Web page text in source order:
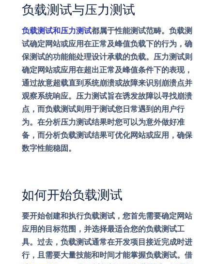
负载测试与压力测试
负载测试和压力测试都属于性能测试范畴。负载测
试确定网站或应用在正常及峰值负载下的行为，确
保测试的功能能处理设计承载的负载。压力测试则
确定网站或应用在超出正常及峰值条件下的表现，
通过故意超载直到系统崩溃或故障来识别崩溃点并
观察系统响应。压力测试旨在诱发故障以寻找崩溃
点，而负载测试则用于测试您日常遇到的用户行
为。在分析压力测试结果时您可以为意外做好准
备，而分析负载测试结果可优化网站或应用，确保
数字性能稳固。
如何开始负载测试
要开始创建和执行负载测试，您首先需要确定网站
应用的目标范围，并选择最适合您的负载测试工
具。过去，负载测试通常在开发项目接近完成时进
行，且需要大量技能和时间才能掌握负载测试。借